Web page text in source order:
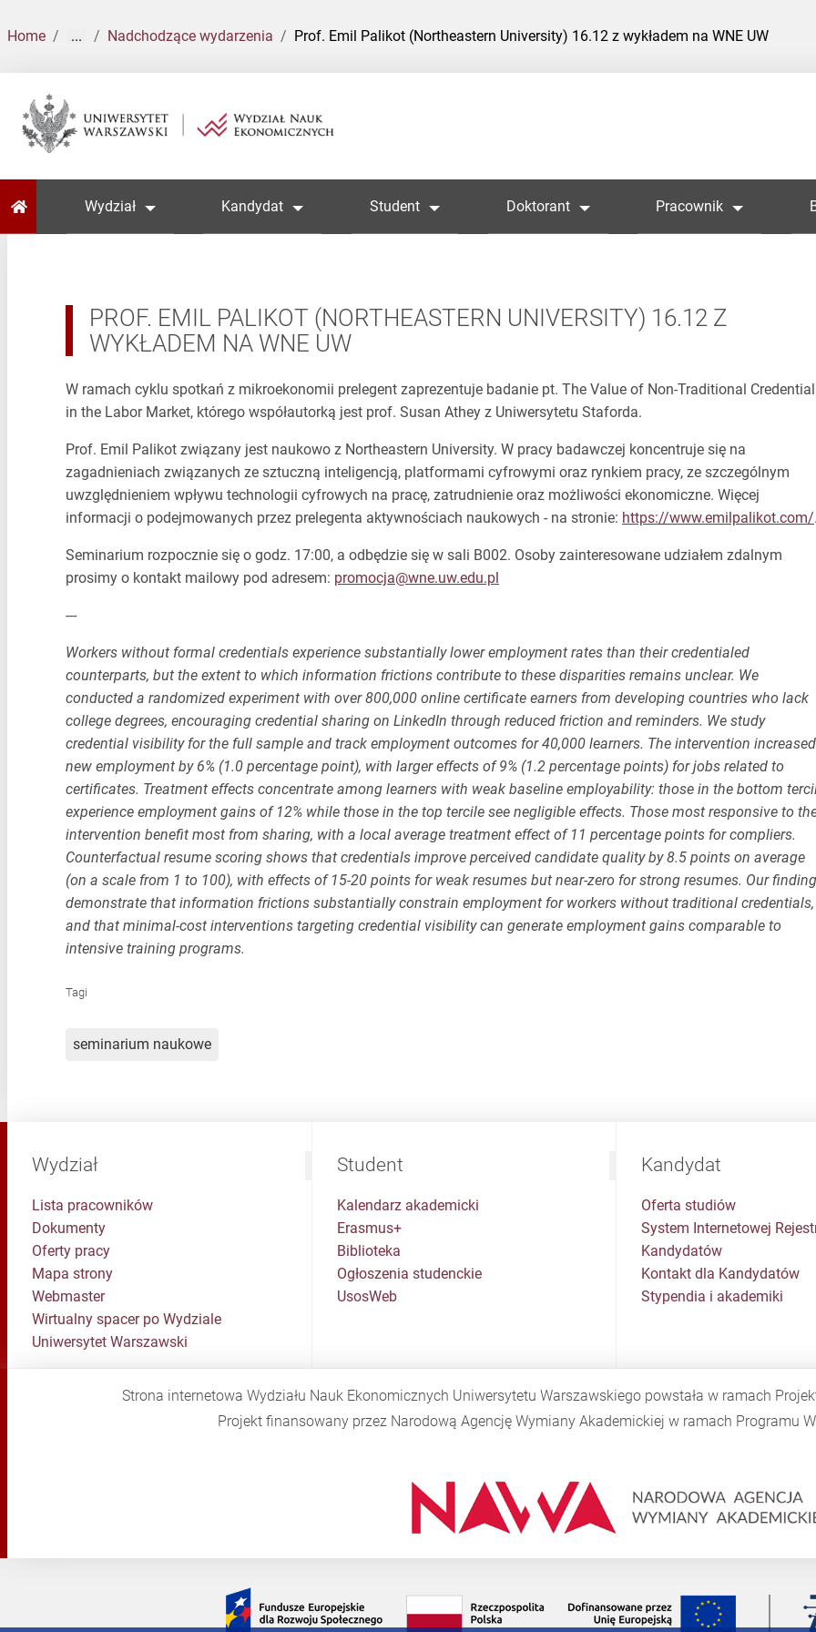
Home ... Nadchodzące wydarzenia Prof. Emil Palikot (Northeastern University) 16.12 z wykładem na WNE UW
Home Wydział Kandydat Student Doktorant Pracownik
PROF. EMIL PALIKOT (NORTHEASTERN UNIVERSITY) 16.12 Z
WYKŁADEM NA WNE UW
W ramach cyklu spotkań z mikroekonomii prelegent zaprezentuje badanie pt. The Value of Non-Traditional
in the Labor Market, którego współautorką jest prof. Susan Athey z Uniwersytetu Staforda.
Prof. Emil Palikot związany jest naukowo z Northeastern University. W pracy badawczej koncentruje się na
zagadnieniach związanych ze sztuczną inteligencją, platformami cyfrowymi oraz rynkiem pracy, ze szczególnym
uwzględnieniem wpływu technologii cyfrowych na pracę, zatrudnienie oraz możliwości ekonomiczne. Więcej
informacji o podejmowanych przez prelegenta aktywnościach naukowych - na stronie: https://www.emilpalikot.com/.
Seminarium rozpocznie się o godz. 17:00, a odbędzie się w sali B002. Osoby zainteresowane udziałem zdalnym
prosimy o kontakt mailowy pod adresem: promocja@wne.uw.edu.pl
---
Workers without formal credentials experience substantially lower employment rates than their credentialed
counterparts, but the extent to which information frictions contribute to these disparities remains unclear. We
conducted a randomized experiment with over 800,000 online certificate earners from developing countries who lack
college degrees, encouraging credential sharing on LinkedIn through reduced friction and reminders. We study
credential visibility for the full sample and track employment outcomes for 40,000 learners. The intervention increased
new employment by 6% (1.0 percentage point), with larger effects of 9% (1.2 percentage points) for jobs related to
certificates. Treatment effects concentrate among learners with weak baseline employability: those in the bottom
experience employment gains of 12% while those in the top tercile see negligible effects. Those most responsive to
intervention benefit most from sharing, with a local average treatment effect of 11 percentage points for compliers.
Counterfactual resume scoring shows that credentials improve perceived candidate quality by 8.5 points on average
(on a scale from 1 to 100), with effects of 15-20 points for weak resumes but near-zero for strong resumes. Our
demonstrate that information frictions substantially constrain employment for workers without traditional credentials,
and that minimal-cost interventions targeting credential visibility can generate employment gains comparable to
intensive training programs.
Tagi
seminarium naukowe
Wydział
Lista pracowników
Dokumenty
Oferty pracy
Mapa strony
Webmaster
Wirtualny spacer po Wydziale
Uniwersytet Warszawski
Student
Kalendarz akademicki
Erasmus+
Biblioteka
Ogłoszenia studenckie
UsosWeb
Kandydat
Oferta studiów
System Internetowej
Kandydatów
Kontakt dla Kandydatów
Stypendia i akademiki
Strona internetowa Wydziału Nauk Ekonomicznych Uniwersytetu Warszawskiego powstała w ramach
Projekt finansowany przez Narodową Agencję Wymiany Akademickiej w ramach Programu